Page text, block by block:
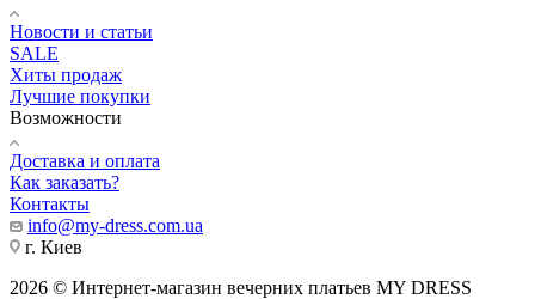
Новости и статьи
SALE
Хиты продаж
Лучшие покупки
Возможности
Доставка и оплата
Как заказать?
Контакты
info@my-dress.com.ua
г. Киев
2026 © Интернет-магазин вечерних платьев MY DRESS